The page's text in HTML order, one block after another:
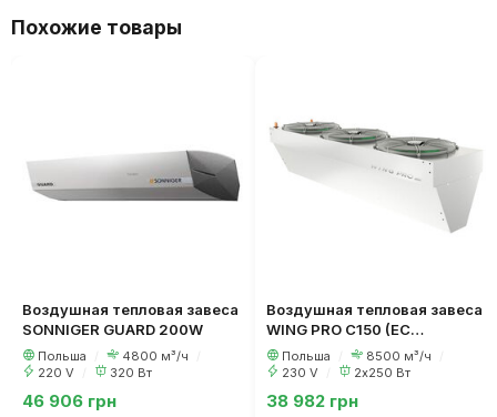
Похожие товары
Воздушная тепловая завеса
SONNIGER GUARD 200W
Польша 4800 м³/ч
220 V
320 Вт
46 906 грн
Воздушная тепловая завеса
WING PRO С150 (EC
двигатель)
Польша 8500 м³/ч
230 V
2х250 Вт
38 982 грн